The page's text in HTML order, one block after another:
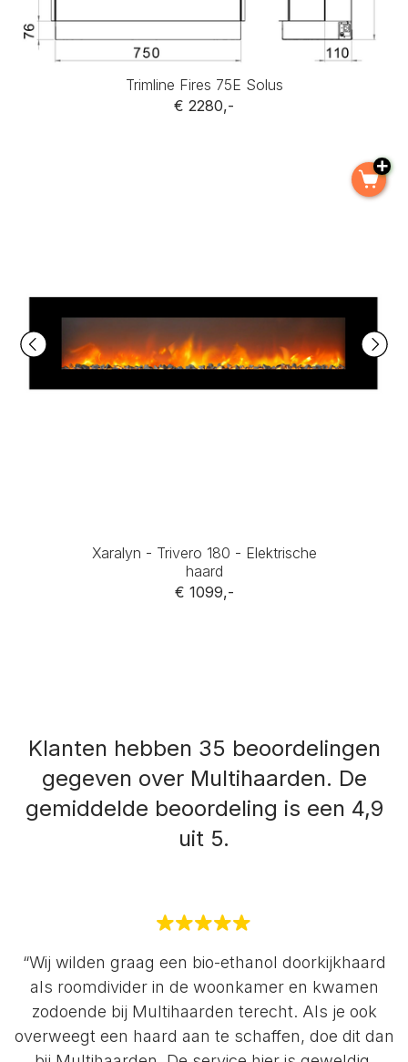
Trimline Fires 75E Solus
€ 2280,-
Xaralyn - Trivero 180 - Elektrische
haard
€ 1099,-
Klanten hebben 35 beoordelingen
gegeven over Multihaarden. De
gemiddelde beoordeling is een 4,9
uit 5.
“Wij wilden graag een bio-ethanol doorkijkhaard
als roomdivider in de woonkamer en kwamen
zodoende bij Multihaarden terecht. Als je ook
overweegt een haard aan te schaffen, doe dit dan